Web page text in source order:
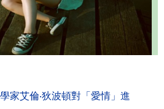
家艾倫‧狄波頓對「愛情」進